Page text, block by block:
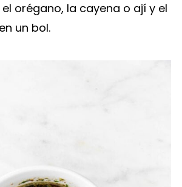
el orégano, la cayena o ají y el
un bol.